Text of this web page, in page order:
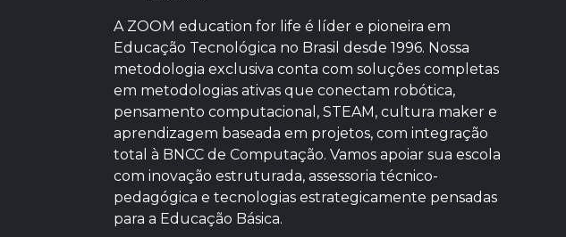
A ZOOM education for life é líder e pioneira em
Educação Tecnológica no Brasil desde 1996. Nossa
metodologia exclusiva conta com soluções completas
em metodologias ativas que conectam robótica,
pensamento computacional, STEAM, cultura maker e
aprendizagem baseada em projetos, com integração
total à BNCC de Computação. Vamos apoiar sua escola
com inovação estruturada, assessoria técnico-
pedagógica e tecnologias estrategicamente pensadas
para a Educação Básica.